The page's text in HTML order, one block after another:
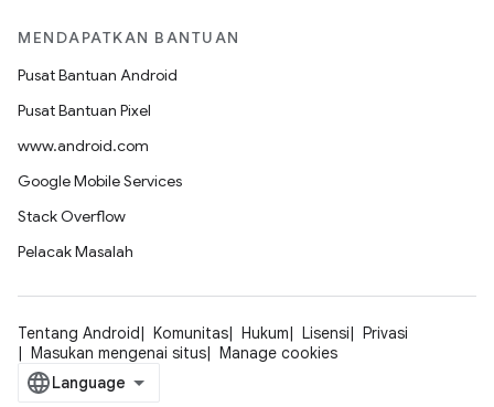
MENDAPATKAN BANTUAN
Pusat Bantuan Android
Pusat Bantuan Pixel
www.android.com
Google Mobile Services
Stack Overflow
Pelacak Masalah
Tentang Android Komunitas Hukum Lisensi
Privasi
Masukan mengenai situs
Manage cookies